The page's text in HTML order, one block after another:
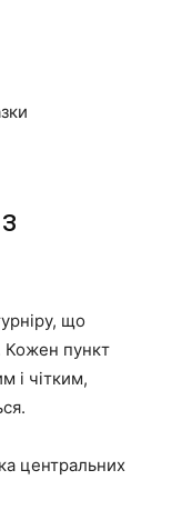
що
Кожен пункт
і чітким,
центральних